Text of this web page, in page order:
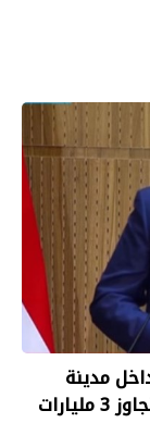
مدينة
«مدى» بالقاهرة الجديدة باستثمارات تتجاوز 3 مليارات